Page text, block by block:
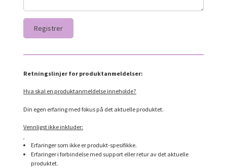
Retningslinjer for produktanmeldelser:
Hva skal en produktanmeldelse inneholde?
Din egen erfaring med fokus på det aktuelle produktet.
Vennligst ikke inkluder:
Erfaringer som ikke er produkt-spesifikke.
Erfaringer i forbindelse med support eller retur av det aktuelle
produktet.